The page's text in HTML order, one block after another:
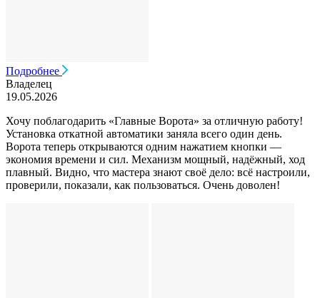
Подробнее
Владелец
19.05.2026
Хочу поблагодарить «Главные Ворота» за отличную работу!
Установка откатной автоматики заняла всего один день.
Ворота теперь открываются одним нажатием кнопки —
экономия времени и сил. Механизм мощный, надёжный, ход
плавный. Видно, что мастера знают своё дело: всё настроили,
проверили, показали, как пользоваться. Очень доволен!